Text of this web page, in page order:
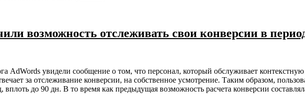
возможность отслеживать свои конверсии в
AdWords увидели сообщение о том, что персонал, который обслуживает
за отслеживание конверсии, на собственное усмотрение. Таким образом,
до 90 дн. В то время как предыдущая возможность расчета конверсии